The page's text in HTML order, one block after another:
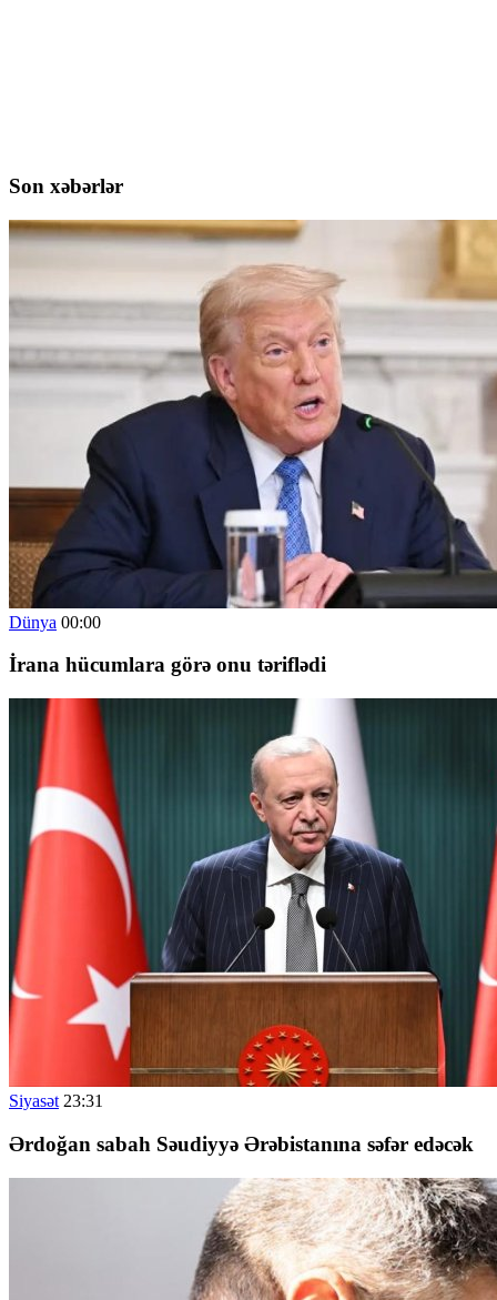
Son xəbərlər
Dünya 00:00
İrana hücumlara görə onu təriflədi
Siyasət 23:31
Ərdoğan sabah Səudiyyə Ərəbistanına səfər edəcək